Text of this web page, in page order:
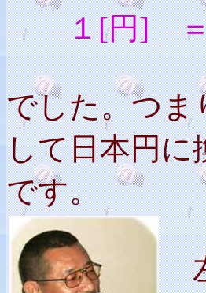
１[円] ＝
でした。つま
して日本円に
です。
左